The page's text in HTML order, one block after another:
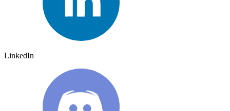
LinkedIn